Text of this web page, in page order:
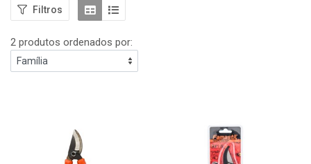
Filtros
2 produtos ordenados por: